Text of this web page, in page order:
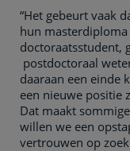
“Het gebeurt vaak
hun masterdiploma
doctoraatsstudent,
postdoctoraal
daaraan een einde
een nieuwe positie
Dat maakt
willen we een
vertrouwen op